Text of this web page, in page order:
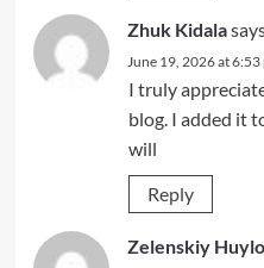
Zhuk Kidala
June 19, 2026 at 6:53
I truly
blog. I added it
will
Reply
Zelenskiy Huylo